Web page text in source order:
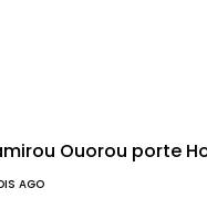
Ouorou porte
AGO